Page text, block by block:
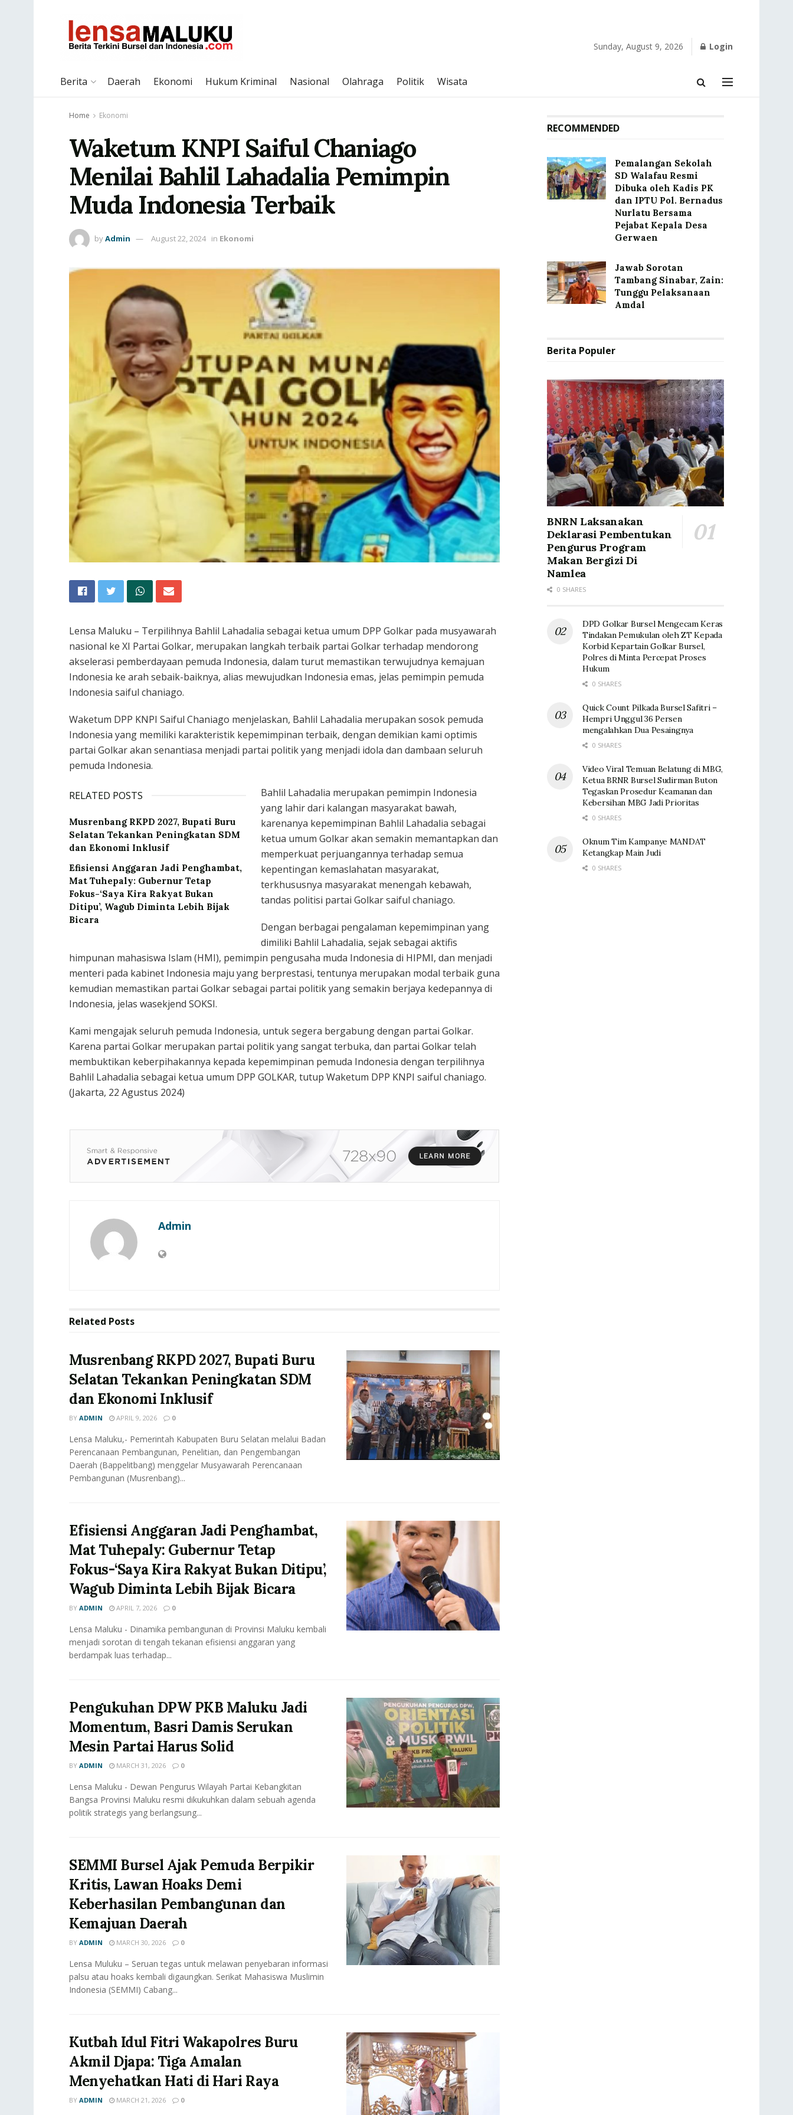
Sunday, August 9, 2026 Login
Berita Daerah Ekonomi Hukum Kriminal Nasional Olahraga Politik Wisata
Home Ekonomi
Waketum KNPI Saiful Chaniago
Menilai Bahlil Lahadalia Pemimpin
Muda Indonesia Terbaik
byAdmin August 22, 2024 in Ekonomi
Lensa Maluku – Terpilihnya Bahlil Lahadalia sebagai ketua umum DPP Golkar pada musyawarah
nasional ke XI Partai Golkar, merupakan langkah terbaik partai Golkar terhadap mendorong
akselerasi pemberdayaan pemuda Indonesia, dalam turut memastikan terwujudnya kemajuan
Indonesia ke arah sebaik-baiknya, alias mewujudkan Indonesia emas, jelas pemimpin pemuda
Indonesia saiful chaniago.
Waketum DPP KNPI Saiful Chaniago menjelaskan, Bahlil Lahadalia merupakan sosok pemuda
Indonesia yang memiliki karakteristik kepemimpinan terbaik, dengan demikian kami optimis
partai Golkar akan senantiasa menjadi partai politik yang menjadi idola dan dambaan seluruh
pemuda Indonesia.
RELATED POSTS
Musrenbang RKPD 2027, Bupati Buru
Selatan Tekankan Peningkatan SDM
dan Ekonomi Inklusif
Efisiensi Anggaran Jadi Penghambat,
Mat Tuhepaly: Gubernur Tetap
Fokus-‘Saya Kira Rakyat Bukan
Ditipu’, Wagub Diminta Lebih Bijak
Bicara
Bahlil Lahadalia merupakan pemimpin Indonesia
yang lahir dari kalangan masyarakat bawah,
karenanya kepemimpinan Bahlil Lahadalia sebagai
ketua umum Golkar akan semakin memantapkan dan
memperkuat perjuangannya terhadap semua
kepentingan kemaslahatan masyarakat,
terkhususnya masyarakat menengah kebawah,
tandas politisi partai Golkar saiful chaniago.
Dengan berbagai pengalaman kepemimpinan yang
dimiliki Bahlil Lahadalia, sejak sebagai aktifis
himpunan mahasiswa Islam (HMI), pemimpin pengusaha muda Indonesia di HIPMI, dan menjadi
menteri pada kabinet Indonesia maju yang berprestasi, tentunya merupakan modal terbaik guna
kemudian memastikan partai Golkar sebagai partai politik yang semakin berjaya kedepannya di
Indonesia, jelas wasekjend SOKSI.
Kami mengajak seluruh pemuda Indonesia, untuk segera bergabung dengan partai Golkar.
Karena partai Golkar merupakan partai politik yang sangat terbuka, dan partai Golkar telah
membuktikan keberpihakannya kepada kepemimpinan pemuda Indonesia dengan terpilihnya
Bahlil Lahadalia sebagai ketua umum DPP GOLKAR, tutup Waketum DPP KNPI saiful chaniago.
(Jakarta, 22 Agustus 2024)
Admin
Related Posts
Musrenbang RKPD 2027, Bupati Buru
Selatan Tekankan Peningkatan SDM
dan Ekonomi Inklusif
BY ADMIN APRIL 9, 2026 0
Lensa Maluku,- Pemerintah Kabupaten Buru Selatan melalui Badan
Perencanaan Pembangunan, Penelitian, dan Pengembangan
Daerah (Bappelitbang) menggelar Musyawarah Perencanaan
Pembangunan (Musrenbang)...
Efisiensi Anggaran Jadi Penghambat,
Mat Tuhepaly: Gubernur Tetap
Fokus-‘Saya Kira Rakyat Bukan Ditipu’,
Wagub Diminta Lebih Bijak Bicara
BY ADMIN APRIL 7, 2026 0
Lensa Maluku - Dinamika pembangunan di Provinsi Maluku kembali
menjadi sorotan di tengah tekanan efisiensi anggaran yang
berdampak luas terhadap...
Pengukuhan DPW PKB Maluku Jadi
Momentum, Basri Damis Serukan
Mesin Partai Harus Solid
BY ADMIN MARCH 31, 2026 0
Lensa Maluku - Dewan Pengurus Wilayah Partai Kebangkitan
Bangsa Provinsi Maluku resmi dikukuhkan dalam sebuah agenda
politik strategis yang berlangsung...
SEMMI Bursel Ajak Pemuda Berpikir
Kritis, Lawan Hoaks Demi
Keberhasilan Pembangunan dan
Kemajuan Daerah
BY ADMIN MARCH 30, 2026 0
Lensa Muluku – Seruan tegas untuk melawan penyebaran informasi
palsu atau hoaks kembali digaungkan. Serikat Mahasiswa Muslimin
Indonesia (SEMMI) Cabang...
Kutbah Idul Fitri Wakapolres Buru
Akmil Djapa: Tiga Amalan
Menyehatkan Hati di Hari Raya
BY ADMIN MARCH 21, 2026 0
RECOMMENDED
Pemalangan Sekolah
SD Walafau Resmi
Dibuka oleh Kadis PK
dan IPTU Pol. Bernadus
Nurlatu Bersama
Pejabat Kepala Desa
Gerwaen
Jawab Sorotan
Tambang Sinabar, Zain:
Tunggu Pelaksanaan
Amdal
Berita Populer
BNRN Laksanakan
Deklarasi Pembentukan
Pengurus Program
Makan Bergizi Di
Namlea
0 SHARES
DPD Golkar Bursel Mengecam Keras
Tindakan Pemukulan oleh ZT Kepada
Korbid Kepartain Golkar Bursel,
Polres di Minta Percepat Proses
Hukum
0 SHARES
Quick Count Pilkada Bursel Safitri –
Hempri Unggul 36 Persen
mengalahkan Dua Pesaingnya
0 SHARES
Video Viral Temuan Belatung di MBG,
Ketua BRNR Bursel Sudirman Buton
Tegaskan Prosedur Keamanan dan
Kebersihan MBG Jadi Prioritas
0 SHARES
Oknum Tim Kampanye MANDAT
Ketangkap Main Judi
0 SHARES